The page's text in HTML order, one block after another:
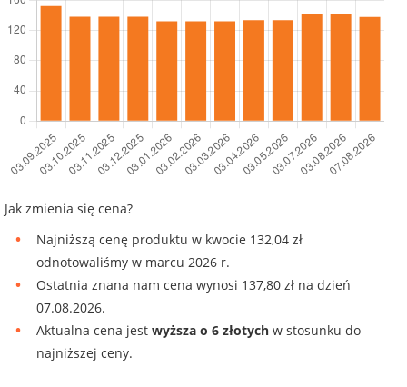
Jak zmienia się cena?
Najniższą cenę produktu w kwocie 132,04 zł
odnotowaliśmy w marcu 2026 r.
Ostatnia znana nam cena wynosi 137,80 zł na dzień
07.08.2026.
Aktualna cena jest wyższa o 6 złotych w stosunku do
najniższej ceny.